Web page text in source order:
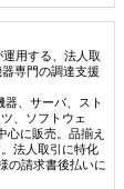
運用する、法人取
専門の調達支援
器、サーバ、スト
、ソフトウェ
心に販売。品揃え
法人取引に特化
の請求書後払いに